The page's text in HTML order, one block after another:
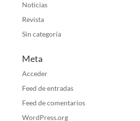
Noticias
Revista
Sin categoría
Meta
Acceder
Feed de entradas
Feed de comentarios
WordPress.org